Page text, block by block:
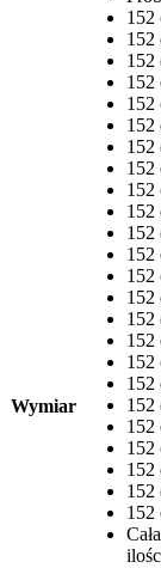
Wymiar
152
152
152
152
152
152
152
152
152
152
152
152
152
152
152
152
152
152
152
152
152
152
152
152